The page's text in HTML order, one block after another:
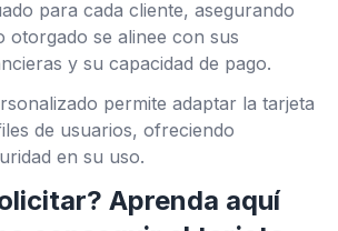
para cada cliente, asegurando
otorgado se alinee con sus
y su capacidad de pago.
permite adaptar la tarjeta
de usuarios, ofreciendo
en su uso.
Aprenda aquí